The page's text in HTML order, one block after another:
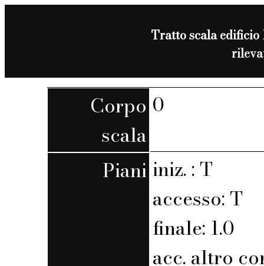
Tratto scala
Corpo
scala
0
Piani iniz. : T
accesso: T
finale: 1.0
acc. altro